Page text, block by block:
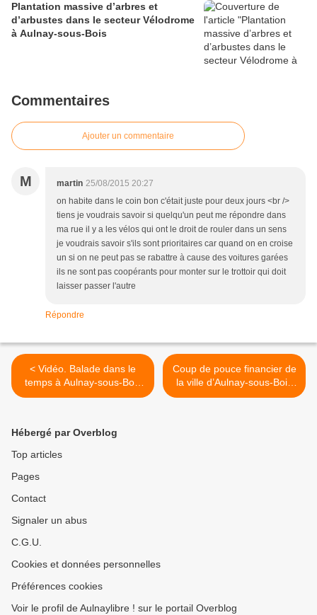
Plantation massive d’arbres et
d’arbustes dans le secteur Vélodrome
à Aulnay-sous-Bois
Commentaires
Ajouter un commentaire
M martin 25/08/2015 20:27
on habite dans le coin bon c'était juste pour deux jours <br />
tiens je voudrais savoir si quelqu'un peut me répondre dans
ma rue il y a les vélos qui ont le droit de rouler dans un sens
je voudrais savoir s'ils sont prioritaires car quand on en croise
un si on ne peut pas se rabattre à cause des voitures garées
ils ne sont pas coopérants pour monter sur le trottoir qui doit
laisser passer l'autre
Répondre
< Vidéo. Balade dans le
temps à Aulnay-sous-Bois
d’autrefois
Coup de pouce financier de
la ville d’Aulnay-sous-Bois
pour la carte Imagine R >
Hébergé par Overblog
Top articles
Pages
Contact
Signaler un abus
C.G.U.
Cookies et données personnelles
Préférences cookies
Voir le profil de Aulnaylibre ! sur le portail Overblog